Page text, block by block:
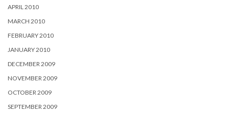
APRIL 2010
MARCH 2010
FEBRUARY 2010
JANUARY 2010
DECEMBER 2009
NOVEMBER 2009
OCTOBER 2009
SEPTEMBER 2009